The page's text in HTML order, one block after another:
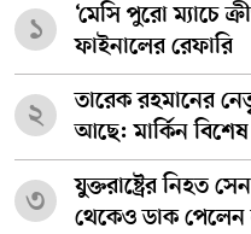
১
‘মেসি পুরো ম্যাচে
ফাইনালের রেফারি
২
তারেক রহমানের
আছে: মার্কিন
৩
যুক্তরাষ্ট্রের নিহত
থেকেও ডাক পেলেন